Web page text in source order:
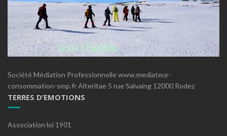
Société Médiation Professionnelle www.mediateur-
consommation-smp.fr Alteritae 5 rue Salvaing 12000 Rodez
TERRES D’EMOTIONS
Association loi 1901